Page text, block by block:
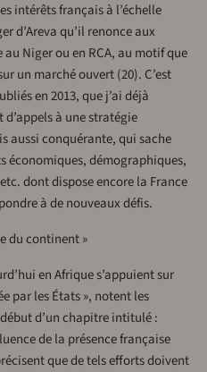
intérêts français à l’échelle
d’Areva qu’il renonce aux
Niger ou en RCA, au motif que
un marché ouvert (20). C’est
en 2013, que j’ai déjà
à une stratégie
aussi conquérante, qui sache
économiques, démographiques,
dont dispose encore la France
à de nouveaux défis.
du continent »
en Afrique s’appuient sur
par les États », notent les
d’un chapitre intitulé :
de la présence française
que de tels efforts doivent